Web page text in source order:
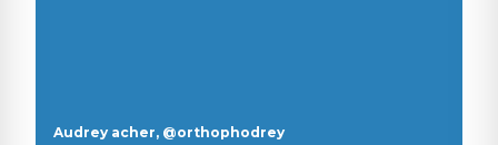
Audrey acher, @orthophodrey